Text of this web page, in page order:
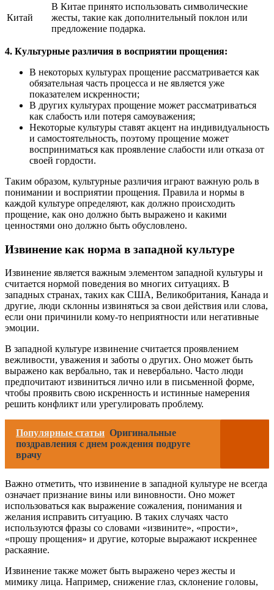
Китай
В Китае принято использовать символические
жесты, такие как дополнительный поклон или
предложение подарка.
4. Культурные различия в восприятии прощения:
В некоторых культурах прощение рассматривается как
обязательная часть процесса и не является уже
показателем искренности;
В других культурах прощение может рассматриваться
как слабость или потеря самоуважения;
Некоторые культуры ставят акцент на индивидуальность
и самостоятельность, поэтому прощение может
восприниматься как проявление слабости или отказа от
своей гордости.
Таким образом, культурные различия играют важную роль в
понимании и восприятии прощения. Правила и нормы в
каждой культуре определяют, как должно происходить
прощение, как оно должно быть выражено и какими
ценностями оно должно быть обусловлено.
Извинение как норма в западной культуре
Извинение является важным элементом западной культуры и
считается нормой поведения во многих ситуациях. В
западных странах, таких как США, Великобритания, Канада и
другие, люди склонны извиняться за свои действия или слова,
если они причинили кому-то неприятности или негативные
эмоции.
В западной культуре извинение считается проявлением
вежливости, уважения и заботы о других. Оно может быть
выражено как вербально, так и невербально. Часто люди
предпочитают извиниться лично или в письменной форме,
чтобы проявить свою искренность и истинные намерения
решить конфликт или урегулировать проблему.
Популярные статьи Оригинальные
поздравления с днем рождения подруге
врачу
Важно отметить, что извинение в западной культуре не всегда
означает признание вины или виновности. Оно может
использоваться как выражение сожаления, понимания и
желания исправить ситуацию. В таких случаях часто
используются фразы со словами «извините», «прости»,
«прошу прощения» и другие, которые выражают искреннее
раскаяние.
Извинение также может быть выражено через жесты и
мимику лица. Например, снижение глаз, склонение головы,